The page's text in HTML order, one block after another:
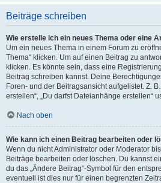
Beiträge schreiben
Wie erstelle ich ein neues Thema oder eine
Um ein neues Thema in einem Forum zu
Thema“ klicken. Um auf einen Beitrag zu
klicken. Es könnte sein, dass eine
Beitrag schreiben kannst. Deine
Foren- und der Beitragsansicht aufgelistet. Z.
erstellen“, „Du darfst Dateianhänge erstellen“
Nach oben
Wie kann ich einen Beitrag bearbeiten oder
Wenn du nicht Administrator oder Moderator
Beiträge bearbeiten oder löschen. Du kannst
du das „Ändere Beitrag“-Symbol für den
eventuell ist dies nur für einen begrenzten